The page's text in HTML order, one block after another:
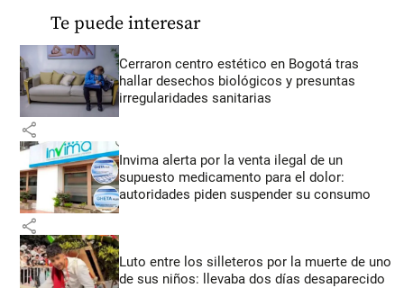
Te puede interesar
Cerraron centro estético en Bogotá tras
hallar desechos biológicos y presuntas
irregularidades sanitarias
share
Invima alerta por la venta ilegal de un
supuesto medicamento para el dolor:
autoridades piden suspender su consumo
share
Luto entre los silleteros por la muerte de uno
de sus niños: llevaba dos días desaparecido